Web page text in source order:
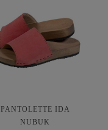
PANTOLETTE IDA
NUBUK